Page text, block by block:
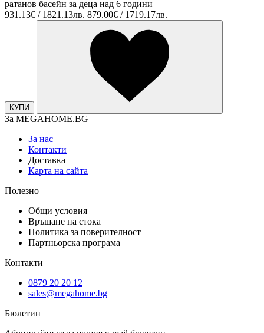
ратанов басейн за деца над 6 години
931.13€ / 1821.13лв. 879.00€ / 1719.17лв.
КУПИ
За MEGAHOME.BG
За нас
Контакти
Доставка
Карта на сайта
Полезно
Общи условия
Връщане на стока
Политика за поверителност
Партньорска програма
Контакти
0879 20 20 12
sales@megahome.bg
Бюлетин